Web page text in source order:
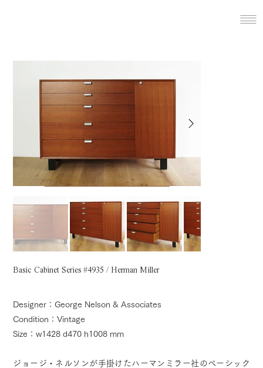
Basic Cabinet Series #4935 / Herman Miller
Designer：George Nelson & Associates
Condition：Vintage
Size：w1428 d470 h1008 mm
ジョージ・ネルソンが手掛けたハーマンミラー社のベーシック